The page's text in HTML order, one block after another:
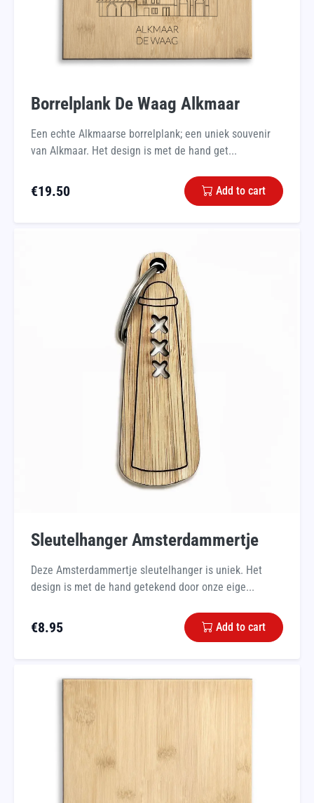
Borrelplank De Waag Alkmaar
Een echte Alkmaarse borrelplank; een uniek souvenir
van Alkmaar. Het design is met de hand get...
€19.50 Add to cart
Sleutelhanger Amsterdammertje
Deze Amsterdammertje sleutelhanger is uniek. Het
design is met de hand getekend door onze eige...
€8.95 Add to cart